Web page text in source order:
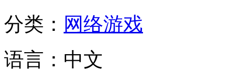
分类： 网络游戏
语言： 中文